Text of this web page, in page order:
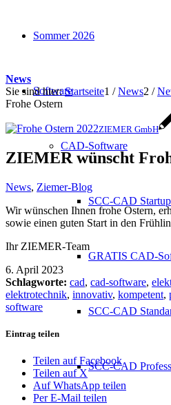
Sommer 2026
Software
CAD-Software
SCC-CAD Startup
GRATIS CAD-
SCC-CAD
SCC-CAD
News
Sie sind hier: Startseite1 / News2 /
Frohe Ostern
ZIEMER GmbH
ZIEMER wünscht
News, Ziemer-Blog
Wir wünschen Ihnen frohe Ostern,
sowie einen guten Start in den
Ihr ZIEMER-Team
6. April 2023
Schlagworte: cad, cad-software,
elektrotechnik, innovativ, kompetent,
software
Eintrag teilen
Teilen auf Facebook
Teilen auf X
Auf WhatsApp teilen
Per E-Mail teilen